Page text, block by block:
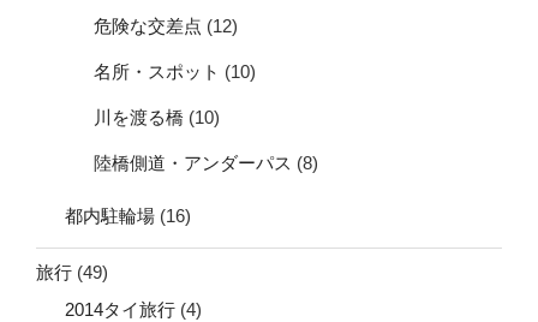
危険な交差点 (12)
名所・スポット (10)
川を渡る橋 (10)
陸橋側道・アンダーパス (8)
都内駐輪場 (16)
旅行 (49)
2014タイ旅行 (4)